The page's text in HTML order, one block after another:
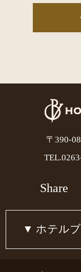
〒390-
TEL.
Share
ホテル